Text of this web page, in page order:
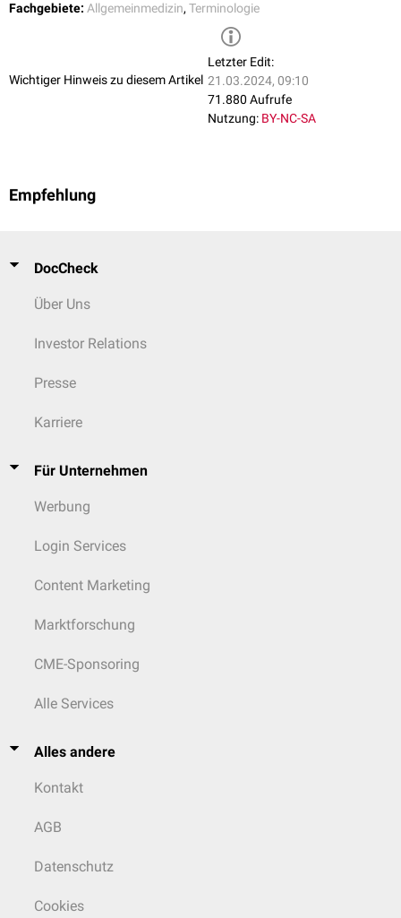
Fachgebiete: Allgemeinmedizin, Terminologie
Wichtiger Hinweis zu diesem Artikel
Letzter Edit:
21.03.2024, 09:10
71.880 Aufrufe
Nutzung: BY-NC-SA
Empfehlung
DocCheck
Über Uns
Investor Relations
Presse
Karriere
Für Unternehmen
Werbung
Login Services
Content Marketing
Marktforschung
CME-Sponsoring
Alle Services
Alles andere
Kontakt
AGB
Datenschutz
Cookies